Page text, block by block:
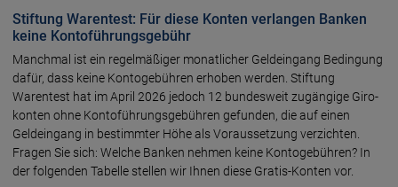
Stiftung Warentest: Für diese Konten verlangen Banken
keine Kontoführungsgebühr
Manchmal ist ein regelmäßiger monatlicher Geld­eingang Bedingung
dafür, dass keine Konto­gebühren erhoben werden. Stiftung
Warentest hat im April 2026 jedoch 12 bundes­weit zugängige Giro­
konten ohne Konto­führungs­gebühren gefunden, die auf einen
Geldeingang in bestimmter Höhe als Voraus­setzung verzichten.
Fragen Sie sich: Welche Banken nehmen keine Konto­gebühren? In
der folgenden Tabelle stellen wir Ihnen diese Gratis-Konten vor.